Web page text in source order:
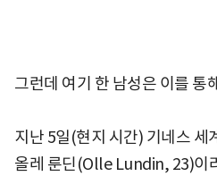
그런데 여기 한 남성은 이를 통
지난 5일(현지 시간) 기네스 세
올레 룬딘(Olle Lundin, 23)이